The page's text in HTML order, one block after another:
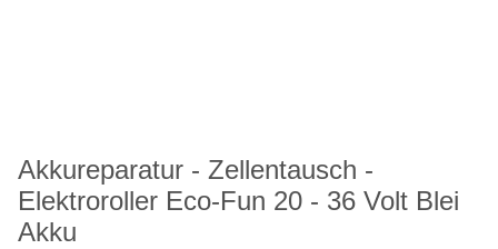
Akkureparatur - Zellentausch -
Elektroroller Eco-Fun 20 - 36 Volt Blei
Akku